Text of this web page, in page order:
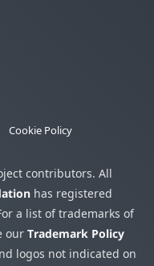
Cookie Policy
contributors. All
has registered
a list of trademarks of
our Trademark Policy
logos not indicated on